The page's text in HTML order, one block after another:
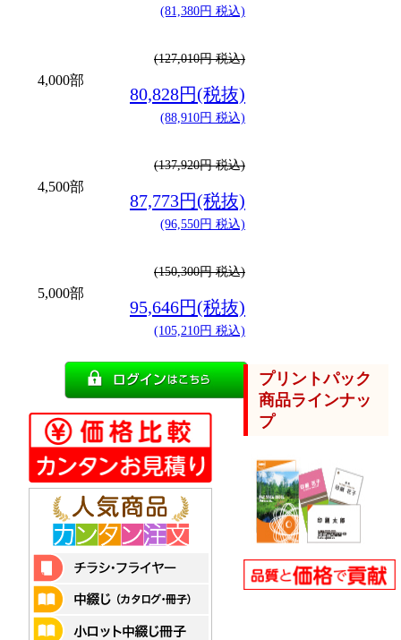
(81,380円 税込)
4,000部
(127,010円 税込)
80,828円(税抜)
(88,910円 税込)
4,500部
(137,920円 税込)
87,773円(税抜)
(96,550円 税込)
5,000部
(150,300円 税込)
95,646円(税抜)
(105,210円 税込)
プリントパック
商品ラインナッ
プ